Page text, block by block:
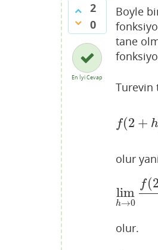
2
0
En İyi Cevap
Boyle
tane
Turevin
f(2 + h
olur yani
lim
h→0
f(2
olur.